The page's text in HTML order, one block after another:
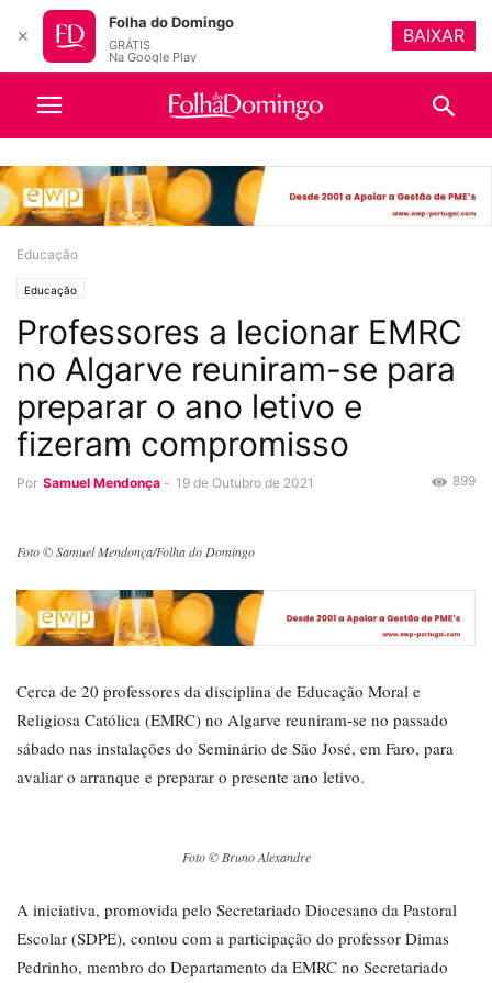
Educação
Educação
Professores a lecionar EMRC
no Algarve reuniram-se para
preparar o ano letivo e
fizeram compromisso
Por Samuel Mendonça - 19 de Outubro de 2021 899
Foto © Samuel Mendonça/Folha do Domingo
Cerca de 20 professores da disciplina de Educação Moral e
Religiosa Católica (EMRC) no Algarve reuniram-se no passado
sábado nas instalações do Seminário de São José, em Faro, para
avaliar o arranque e preparar o presente ano letivo.
Foto © Bruno Alexandre
A iniciativa, promovida pelo Secretariado Diocesano da Pastoral
Escolar (SDPE), contou com a participação do professor Dimas
Pedrinho, membro do Departamento da EMRC no Secretariado
✕
Folha do Domingo
GRÁTIS
Na Google Play
BAIXAR